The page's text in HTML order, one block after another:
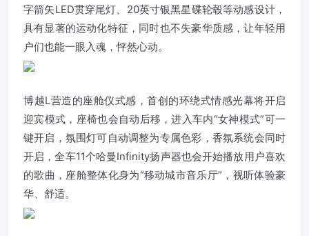
字箭矢LED贯穿尾灯、20英寸银黑星碟轮毂等动感设计，
具有显著的运动化特征，同时也不失豪华质感，让年轻用
户们也能一眼入魂，怦然心动。
博越L营造的座舱仪式感，首创的环绕式情感光幕将开启
迎宾模式，座椅也会自动后移，进入车内“女神模式”可一
键开启，氛围灯可自动调整为专属色彩，香氛系统会同时
开启，全车11个哈曼Infinity扬声器也会开始播放用户喜欢
的歌曲，座舱整体化身为“移动城市音乐厅”，视听体验豪
华、舒适。